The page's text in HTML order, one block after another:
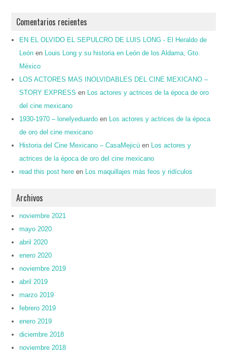
Comentarios recientes
EN EL OLVIDO EL SEPULCRO DE LUIS LONG - El Heraldo de
León en
Louis Long y su historia en León de los Aldama, Gto.
México
LOS ACTORES MAS INOLVIDABLES DEL CINE MEXICANO –
STORY EXPRESS en
Los actores y actrices de la época de oro
del cine mexicano
1930-1970 – lonelyeduardo en
Los actores y actrices de la época
de oro del cine mexicano
Historia del Cine Mexicano – CasaMejicú en
Los actores y
actrices de la época de oro del cine mexicano
read this post here en Los maquillajes más feos y ridículos
Archivos
noviembre 2021
mayo 2020
abril 2020
enero 2020
noviembre 2019
abril 2019
marzo 2019
febrero 2019
enero 2019
diciembre 2018
noviembre 2018